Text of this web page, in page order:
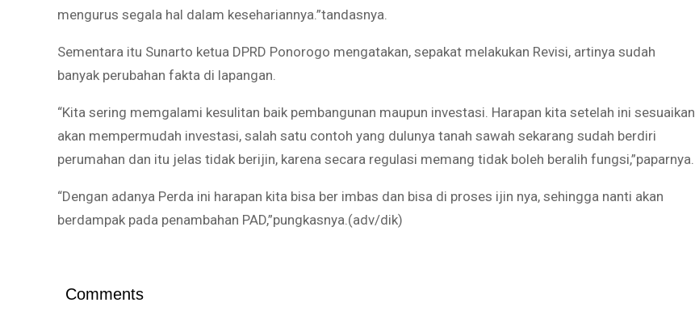
mengurus segala hal dalam kesehariannya.”tandasnya.
Sementara itu Sunarto ketua DPRD Ponorogo mengatakan, sepakat melakukan Revisi, artinya sudah
banyak perubahan fakta di lapangan.
“Kita sering memgalami kesulitan baik pembangunan maupun investasi. Harapan kita setelah ini sesuaikan
akan mempermudah investasi, salah satu contoh yang dulunya tanah sawah sekarang sudah berdiri
perumahan dan itu jelas tidak berijin, karena secara regulasi memang tidak boleh beralih fungsi,”paparnya.
“Dengan adanya Perda ini harapan kita bisa ber imbas dan bisa di proses ijin nya, sehingga nanti akan
berdampak pada penambahan PAD,”pungkasnya.(adv/dik)
Comments